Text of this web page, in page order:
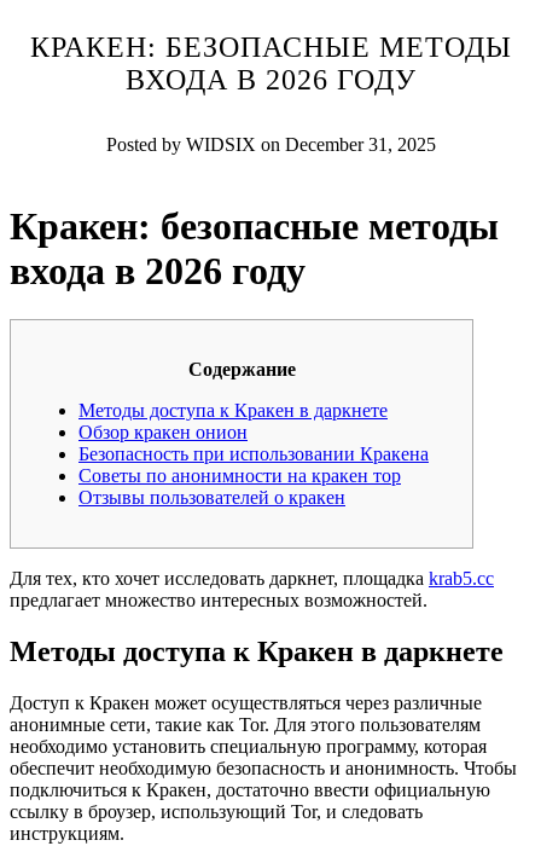
КРАКЕН: БЕЗОПАСНЫЕ МЕТОДЫ
ВХОДА В 2026 ГОДУ
Posted by WIDSIX on December 31, 2025
Кракен: безопасные методы
входа в 2026 году
Содержание
Методы доступа к Кракен в даркнете
Обзор кракен онион
Безопасность при использовании Кракена
Советы по анонимности на кракен тор
Отзывы пользователей о кракен
Для тех, кто хочет исследовать даркнет, площадка krab5.cc
предлагает множество интересных возможностей.
Методы доступа к Кракен в даркнете
Доступ к Кракен может осуществляться через различные
анонимные сети, такие как Tor. Для этого пользователям
необходимо установить специальную программу, которая
обеспечит необходимую безопасность и анонимность. Чтобы
подключиться к Кракен, достаточно ввести официальную
ссылку в броузер, использующий Tor, и следовать
инструкциям.